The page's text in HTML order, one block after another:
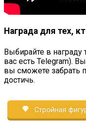
Награда для тех,
Выбирайте в
вас есть Telegram).
вы сможете забрать
достичь.
Стройная